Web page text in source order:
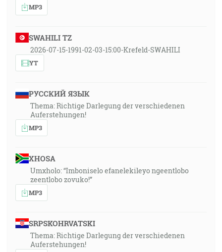
MP3
SWAHILI TZ
2026-07-15-1991-02-03-15:00-Krefeld-SWAHILI
YT
РУССКИЙ ЯЗЫК
Thema: Richtige Darlegung der verschiedenen
Auferstehungen!
MP3
XHOSA
Umxholo: “Imboniselo efanelekileyo ngeentlobo
zeentlobo zovuko!”
MP3
SRPSKOHRVATSKI
Thema: Richtige Darlegung der verschiedenen
Auferstehungen!